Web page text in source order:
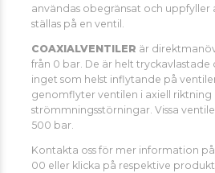
användas obegränsat och uppfyller
ställas på en ventil.
COAXIALVENTILER är
från 0 bar. De är helt
inget som helst inflytande på
genomflyter ventilen i axiell
strömmningsstörningar. Vissa
500 bar.
Kontakta oss för mer information
00 eller klicka på respektive